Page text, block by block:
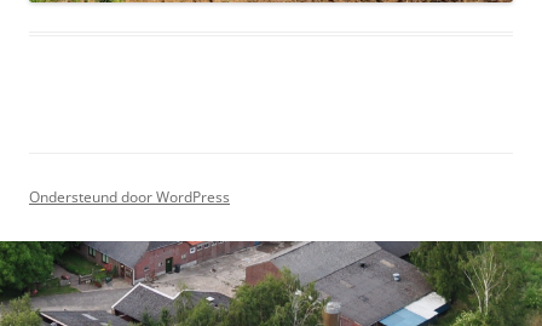
Ondersteund door WordPress